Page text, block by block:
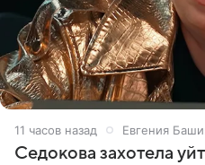
11 часов назад Евгения
Седокова захотела